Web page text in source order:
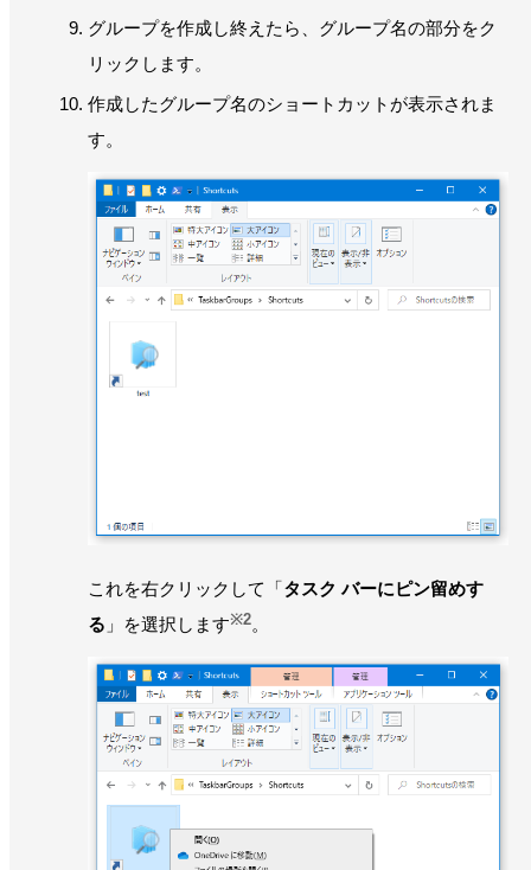
グループを作成し終えたら、グループ名の部分をク
リックします。
作成したグループ名のショートカットが表示されま
す。
これを右クリックして「タスク バーにピン留めす
る 」を選択します※2。